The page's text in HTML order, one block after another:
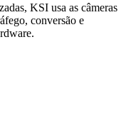
KSI usa as câmeras
conversão e